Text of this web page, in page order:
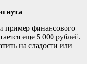
пример финансового
еще 5 000 рублей.
на сладости или